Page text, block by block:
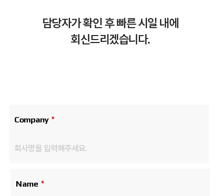
담당자가 확인 후 빠른 시일 내에
회신드리겠습니다.
Company *
Name *